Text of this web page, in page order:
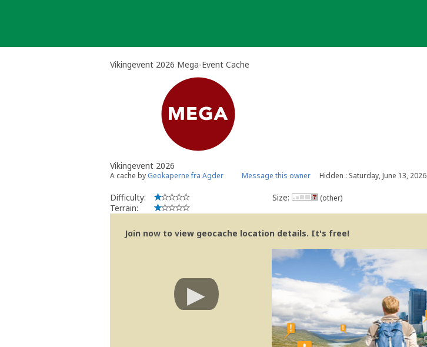
Vikingevent 2026 Mega-Event Cache
Vikingevent 2026
A cache by Geokaperne fra Agder Message this owner Hidden : Saturday, June 13, 2026
Difficulty:
Terrain:
Size: (other)
Join now to view geocache location details. It's free!